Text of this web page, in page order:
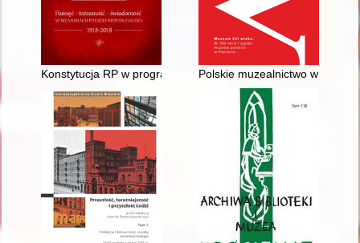
Konstytucja RP w programach parlamentarnych partii i
Polskie muzealnictwo w